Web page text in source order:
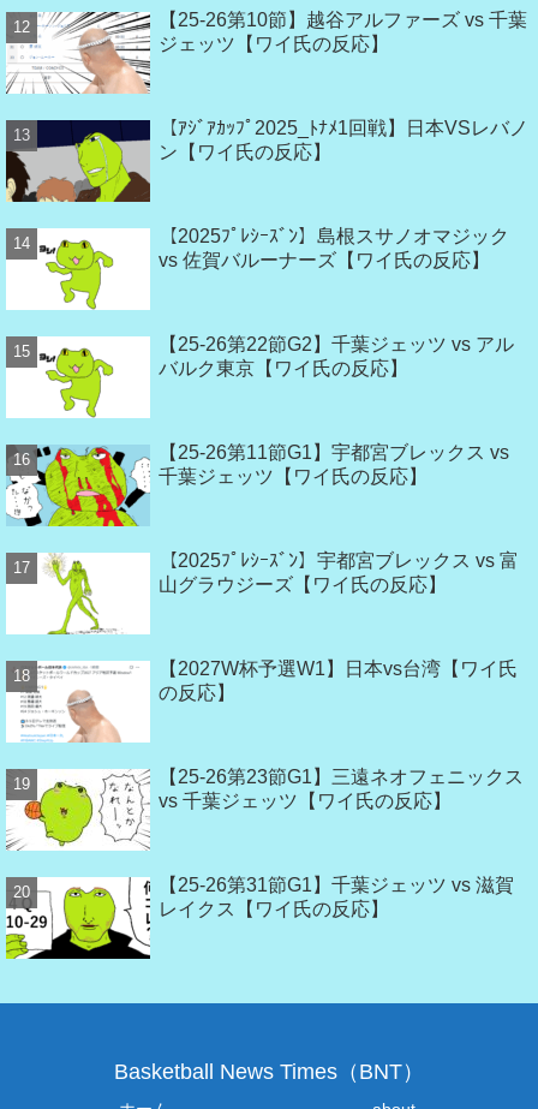
【25-26第10節】越谷アルファーズ vs 千葉
ジェッツ【ワイ氏の反応】
【ｱｼﾞｱｶｯﾌﾟ2025_ﾄﾅﾒ1回戦】日本VSレバノ
ン【ワイ氏の反応】
【2025ﾌﾟﾚｼｰｽﾞﾝ】島根スサノオマジック
vs 佐賀バルーナーズ【ワイ氏の反応】
【25-26第22節G2】千葉ジェッツ vs アル
バルク東京【ワイ氏の反応】
【25-26第11節G1】宇都宮ブレックス vs
千葉ジェッツ【ワイ氏の反応】
【2025ﾌﾟﾚｼｰｽﾞﾝ】宇都宮ブレックス vs 富
山グラウジーズ【ワイ氏の反応】
【2027W杯予選W1】日本vs台湾【ワイ氏
の反応】
【25-26第23節G1】三遠ネオフェニックス
vs 千葉ジェッツ【ワイ氏の反応】
【25-26第31節G1】千葉ジェッツ vs 滋賀
レイクス【ワイ氏の反応】
Basketball News Times（BNT）